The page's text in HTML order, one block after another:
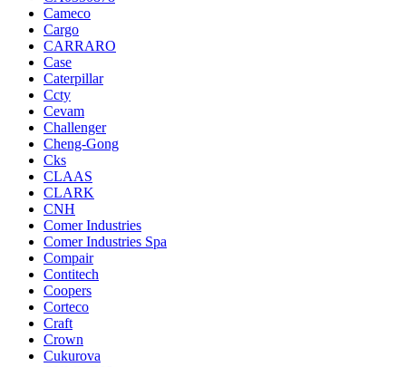
Cameco
Cargo
CARRARO
Case
Caterpillar
Ccty
Cevam
Challenger
Cheng-Gong
Cks
CLAAS
CLARK
CNH
Comer Industries
Comer Industries Spa
Compair
Contitech
Coopers
Corteco
Craft
Crown
Cukurova